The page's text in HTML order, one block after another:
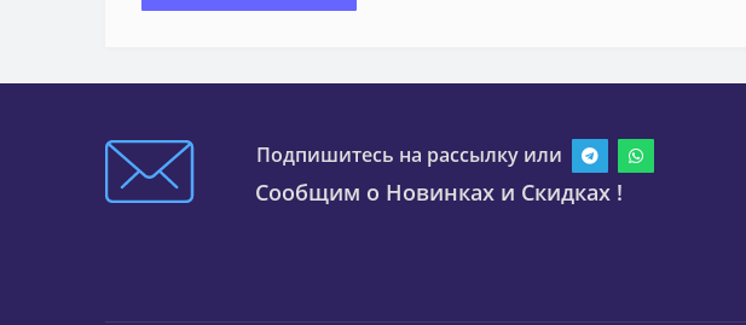
Подпишитесь на рассылку или
Сообщим о Новинках и Скидках !